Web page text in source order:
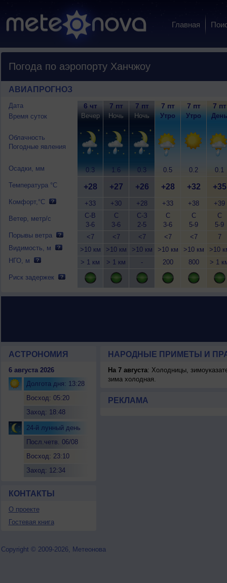
Главная
Погода по аэропорту Ханчжоу
АВИАПРОГНОЗ
Дата
Время суток
Облачность
Погодные явления
Осадки, мм
Температура °C
Комфорт,°C
Ветер, метр/с
Порывы ветра
Видимость, м
НГО, м
Риск задержек
6 чт
Вечер
0.3
+28
+33
С-В
3-6
<7
>10 км
> 1 км
7 пт
Ночь
1.6
+27
+30
С
3-6
<7
>10 км
> 1 км
7 пт
Ночь
0.3
+26
+28
С-З
2-5
<7
>10 км
-
7 пт
Утро
0.5
+28
+33
С
3-6
<7
>10 км
200
7 пт
Утро
0.2
+32
+38
С
5-9
<7
>10 км
800
7 пт
День
0.1
+35
+39
С
5-9
7
>10
> 1
АСТРОНОМИЯ
6 августа 2026
Долгота дня: 13:28
Восход: 05:20
Заход: 18:48
24-й лунный день
Посл.четв. 06/08
Восход: 23:10
Заход: 12:34
КОНТАКТЫ
О проекте
Гостевая книга
НАРОДНЫЕ ПРИМЕТЫ И
На 7 августа: Холодницы,
зима холодная.
РЕКЛАМА
Copyright © 2009-2026, Метеонова